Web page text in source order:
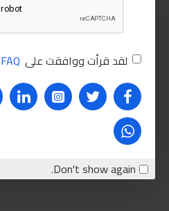
لقد قرأت ووافقت على FAQ
Don't show again.